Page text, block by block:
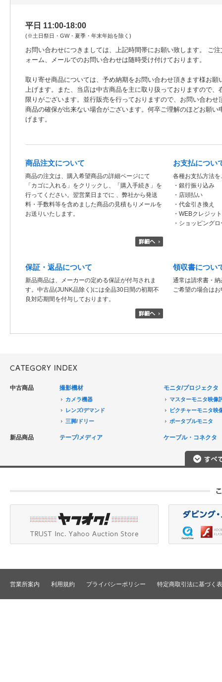
平日 11:00-18:00
(※土日祭日・GW・夏季・年末年始を除く)
お問い合わせにつきましては、上記時間帯にお願い致します。 ご注
ォーム、メールでのお問い合わせは随時受け付けております。
取り寄せ商品については、予め納期をお問い合わせ頂きます様お願
上げます。また、当店は中古商品を主に取り扱っておりますので、
限りがございます。並行販売を行っておりますので、お問い合わせ
商品の確保が出来ない場合がございます。何卒ご理解のほどお願い
げます。
商品注文について
商品の注文は、購入希望商品の詳細ページにて
「カゴに入れる」をクリックし、「購入手続き」を
行ってください。翌営業日までに 、弊社から発送
料・手数料等を含めました商品の見積もりメールを
お送りいたします。
お支払につい
各種お支払方法
・銀行振り込み
・店頭払い
・代金引き換え
・WEBクレジッ
・ショッピング
保証・返品について
新品商品は、メーカーの定める保証が付与されま
す。中古品(JUNK品除く)には全品30日間の初期不
良対応期間を付与しております。
領収書につい
通常は請求書・
ご希望の場合は
中古商品 撮影機材
カメラ機器
レンズ/デマンド
三脚/ドリー
ポータブルレコーダ
SD仕様VTR
HD仕様VTR
メモリーレコーダ/ディスクレコー
VTRインターフェース/アクセサリ
モニタ/プロジェクタ
マスターモニタ映像
ピクチャーモニタ映
ポータブルモニタ
プロジェクタ
プロジェクタアクセ
スイッチャ
編集コントローラ
コンバータ
TBC/FS
新品商品 テープ/メディア
DLT/LTO
ケーブル・コネクタ
営業所案内 利用規約 プライバシーポリシー 特定商取引法に基づく